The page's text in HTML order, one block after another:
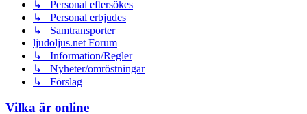
↳ Personal eftersökes
↳ Personal erbjudes
↳ Samtransporter
ljudoljus.net Forum
↳ Information/Regler
↳ Nyheter/omröstningar
↳ Förslag
Vilka är online